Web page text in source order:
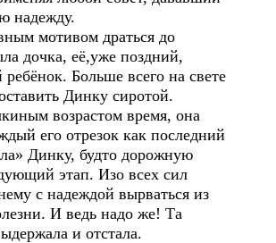
надежду.
мотивом драться до
дочка, её,уже поздний,
Больше всего на свете
Динку сиротой.
возрастом время, она
его отрезок как последний
Динку, будто дорожную
этап. Изо всех сил
с надеждой вырваться из
И ведь надо же! Та
и отстала.